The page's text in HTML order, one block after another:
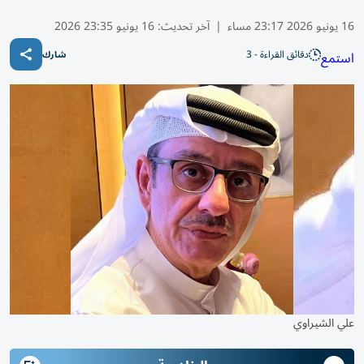
16 يونيو 2026 23:17 مساء | آخر تحديث:16 يونيو 23:35 2026
استمع دقائق القراءة - 3 شارك
علي الشيراوي